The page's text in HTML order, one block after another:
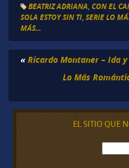
BEATRIZ ADRIANA CON EL
SOLA ESTOY SIN TI, SERIE LO
MÁS...
« Ricardo Montaner – Ida
Lo Más
EL SITIO QUE
B
u